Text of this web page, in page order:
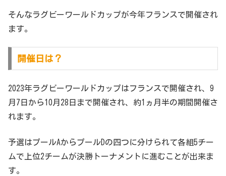
そんなラグビーワールドカップが今年フランスで開催され
ます。
開催日は？
2023年ラグビーワールドカップはフランスで開催され、9
月7日から10月28日まで開催され、約1ヵ月半の期間開催さ
れます。
予選はプールAからプールDの四つに分けられて各組5チー
ムで上位2チームが決勝トーナメントに進むことが出来ま
す。